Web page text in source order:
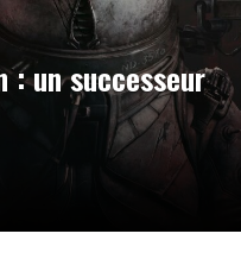
: un successeur